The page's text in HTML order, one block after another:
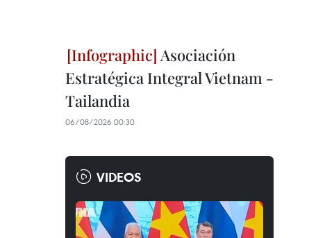
Asociación
Estratégica Integral Vietnam -
Tailandia
06/08/2026 00:30
VIDEOS